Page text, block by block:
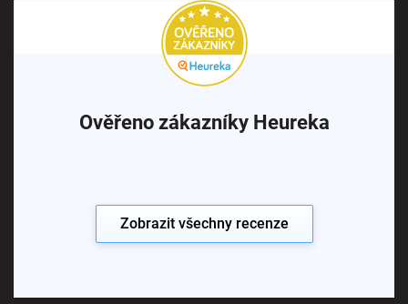
Ověřeno zákazníky Heureka
Zobrazit všechny recenze